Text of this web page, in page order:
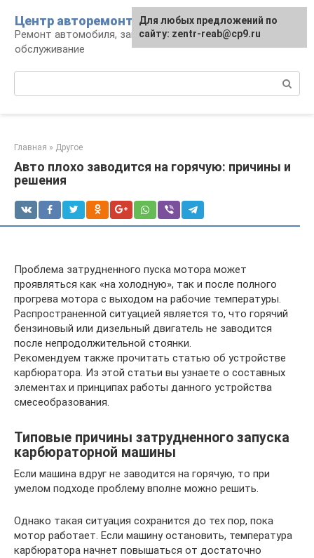
контенту
Центр авторемонта
Ремонт автомобиля, запчасти и
обслуживание
Главная » Другое
Авто плохо заводится на горячую: причины и
решения
Проблема затрудненного пуска мотора может
проявляться как «на холодную», так и после полного
прогрева мотора с выходом на рабочие температуры.
Распространенной ситуацией является то, что горячий
бензиновый или дизельный двигатель не заводится
после непродолжительной стоянки.
Рекомендуем также прочитать статью об устройстве
карбюратора. Из этой статьи вы узнаете о составных
элементах и принципах работы данного устройства
смесеобразования.
Типовые причины затрудненного запуска
карбюраторной машины
Если машина вдруг не заводится на горячую, то при
умелом подходе проблему вполне можно решить.
Однако такая ситуация сохранится до тех пор, пока
мотор работает. Если машину остановить, температура
карбюратора начнет повышаться от достаточно
Для любых предложений по
сайту: zentr-reab@cp9.ru